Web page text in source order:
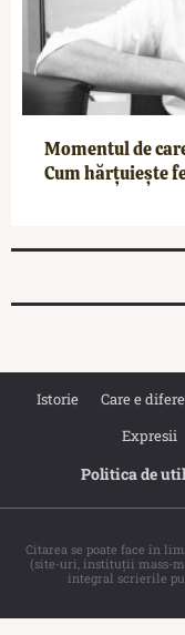
Momentul de
Cum hărțuiește
Istorie Care e
Expresii
Politica de
Citarea se poate face în
(site-uri, instituţii mass-
integral scrierile